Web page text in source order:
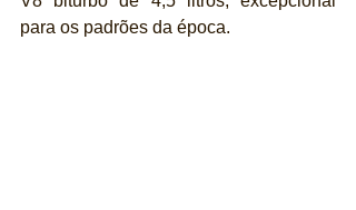
para os padrões da época.